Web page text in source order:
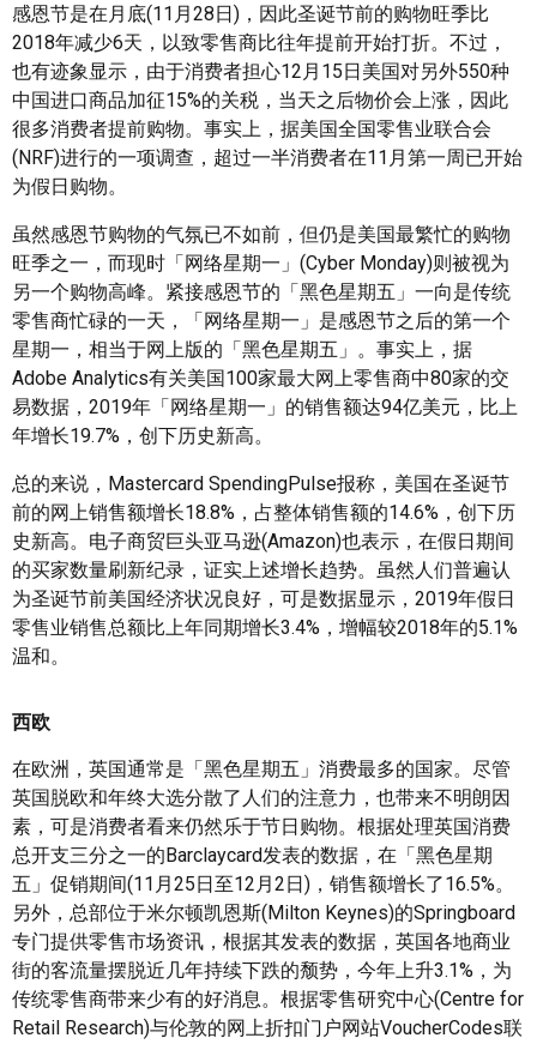
感恩节是在月底(11月28日)，因此圣诞节前的购物旺季比
2018年减少6天，以致零售商比往年提前开始打折。不过，
也有迹象显示，由于消费者担心12月15日美国对另外550种
中国进口商品加征15%的关税，当天之后物价会上涨，因此
很多消费者提前购物。事实上，据美国全国零售业联合会
(NRF)进行的一项调查，超过一半消费者在11月第一周已开始
为假日购物。
虽然感恩节购物的气氛已不如前，但仍是美国最繁忙的购物
旺季之一，而现时「网络星期一」(Cyber Monday)则被视为
另一个购物高峰。紧接感恩节的「黑色星期五」一向是传统
零售商忙碌的一天，「网络星期一」是感恩节之后的第一个
星期一，相当于网上版的「黑色星期五」。事实上，据
Adobe Analytics有关美国100家最大网上零售商中80家的交
易数据，2019年「网络星期一」的销售额达94亿美元，比上
年增长19.7%，创下历史新高。
总的来说，Mastercard SpendingPulse报称，美国在圣诞节
前的网上销售额增长18.8%，占整体销售额的14.6%，创下历
史新高。电子商贸巨头亚马逊(Amazon)也表示，在假日期间
的买家数量刷新纪录，证实上述增长趋势。虽然人们普遍认
为圣诞节前美国经济状况良好，可是数据显示，2019年假日
零售业销售总额比上年同期增长3.4%，增幅较2018年的5.1%
温和。
西欧
在欧洲，英国通常是「黑色星期五」消费最多的国家。尽管
英国脱欧和年终大选分散了人们的注意力，也带来不明朗因
素，可是消费者看来仍然乐于节日购物。根据处理英国消费
总开支三分之一的Barclaycard发表的数据，在「黑色星期
五」促销期间(11月25日至12月2日)，销售额增长了16.5%。
另外，总部位于米尔顿凯恩斯(Milton Keynes)的Springboard
专门提供零售市场资讯，根据其发表的数据，英国各地商业
街的客流量摆脱近几年持续下跌的颓势，今年上升3.1%，为
传统零售商带来少有的好消息。根据零售研究中心(Centre for
Retail Research)与伦敦的网上折扣门户网站VoucherCodes联